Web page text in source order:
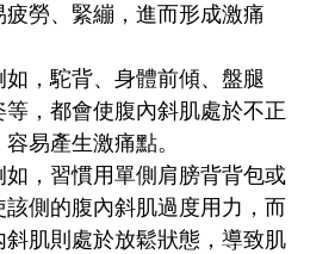
疲勞、緊繃，進而形成激痛
如，駝背、身體前傾、盤腿
等，都會使腹內斜肌處於不正
易產生激痛點。
如，習慣用單側肩膀背背包或
該側的腹內斜肌過度用力，而
斜肌則處於放鬆狀態，導致肌